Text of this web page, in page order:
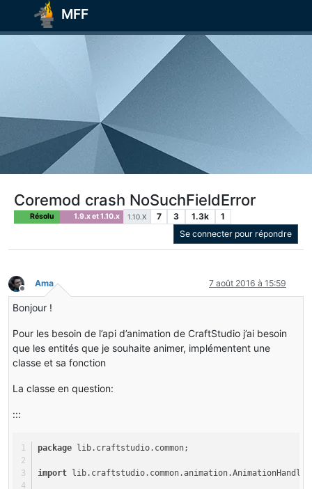
MFF
Coremod crash NoSuchFieldError
Résolu 1.9.x et 1.10.x 1.10.X 7 3 1.3k
1
Se connecter pour répondre
Hors-ligne
Ama 7 août 2016 à 15:59
Bonjour !
Pour les besoin de l’api d’animation de CraftStudio j’ai besoin
que les entités que je souhaite animer, implémentent une
classe et sa fonction
La classe en question:
:::
package lib.craftstudio.common;
import